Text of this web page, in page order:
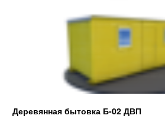
Деревянная бытовка Б-02 ДВП